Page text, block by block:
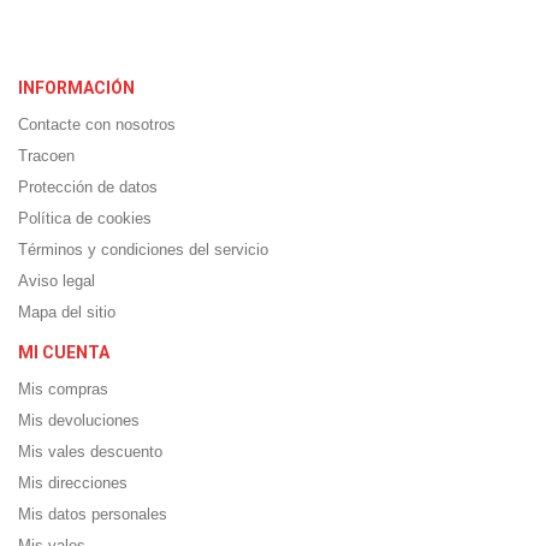
INFORMACIÓN
Contacte con nosotros
Tracoen
Protección de datos
Política de cookies
Términos y condiciones del servicio
Aviso legal
Mapa del sitio
MI CUENTA
Mis compras
Mis devoluciones
Mis vales descuento
Mis direcciones
Mis datos personales